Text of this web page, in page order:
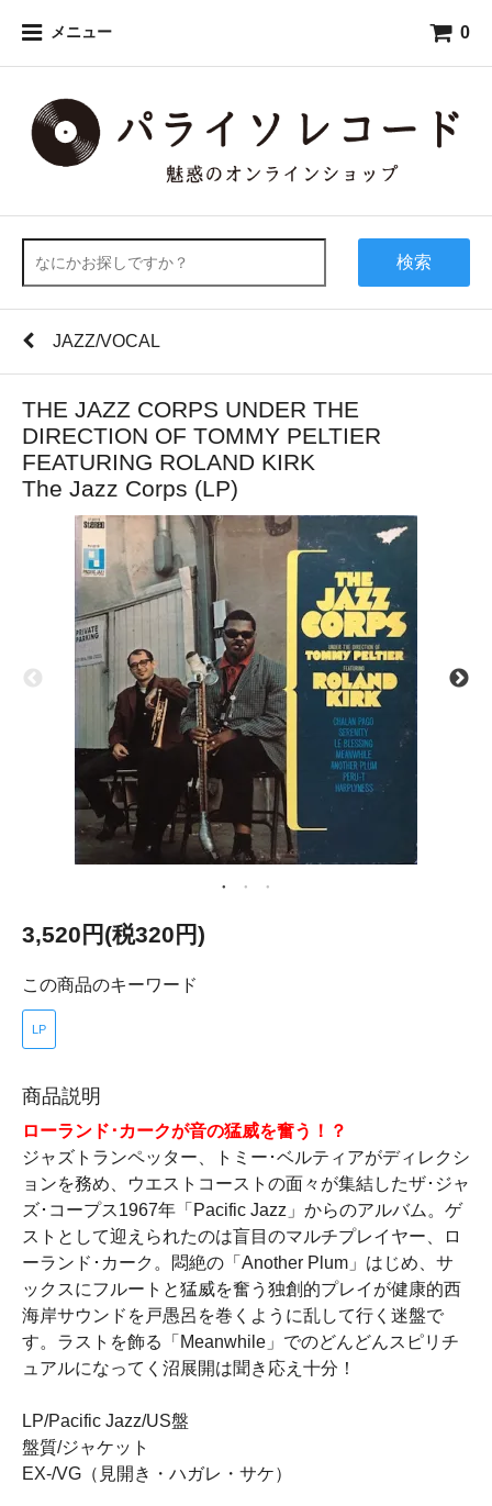
メニュー 0
検索
JAZZ/VOCAL
THE JAZZ CORPS UNDER THE
DIRECTION OF TOMMY PELTIER
FEATURING ROLAND KIRK
The Jazz Corps (LP)
3,520円(税320円)
この商品のキーワード
LP
商品説明
ローランド･カークが音の猛威を奮う！？
ジャズトランペッター、トミー･ベルティアがディレクシ
ョンを務め、ウエストコーストの面々が集結したザ･ジャ
ズ･コープス1967年「Pacific Jazz」からのアルバム。ゲ
ストとして迎えられたのは盲目のマルチプレイヤー、ロ
ーランド･カーク。悶絶の「Another Plum」はじめ、サ
ックスにフルートと猛威を奮う独創的プレイが健康的西
海岸サウンドを戸愚呂を巻くように乱して行く迷盤で
す。ラストを飾る「Meanwhile」でのどんどんスピリチ
ュアルになってく沼展開は聞き応え十分！
LP/Pacific Jazz/US盤
盤質/ジャケット
EX-/VG（見開き・ハガレ・サケ）